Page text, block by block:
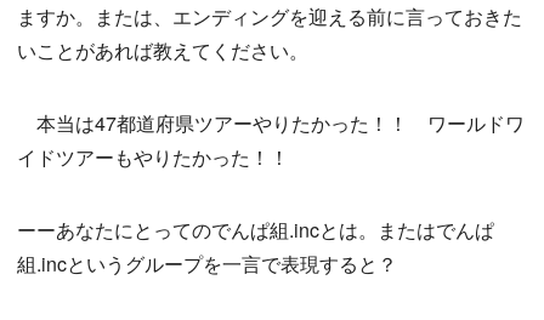
ますか。または、エンディングを迎える前に言っておきた
いことがあれば教えてください。
本当は47都道府県ツアーやりたかった！！ ワールドワ
イドツアーもやりたかった！！
ーーあなたにとってのでんぱ組.incとは。またはでんぱ
組.incというグループを一言で表現すると？